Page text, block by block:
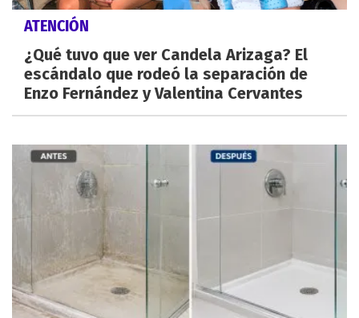
ATENCIÓN
¿Qué tuvo que ver Candela Arizaga? El
escándalo que rodeó la separación de
Enzo Fernández y Valentina Cervantes